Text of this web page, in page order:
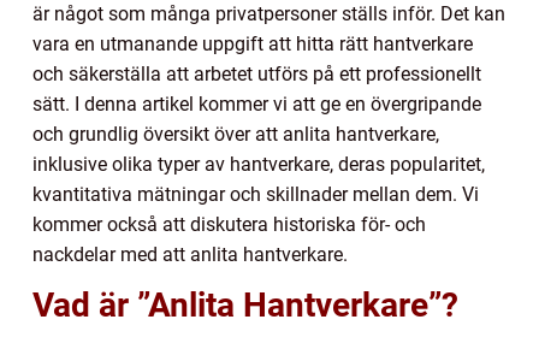
är något som många privatpersoner ställs inför. Det kan
vara en utmanande uppgift att hitta rätt hantverkare
och säkerställa att arbetet utförs på ett professionellt
sätt. I denna artikel kommer vi att ge en övergripande
och grundlig översikt över att anlita hantverkare,
inklusive olika typer av hantverkare, deras popularitet,
kvantitativa mätningar och skillnader mellan dem. Vi
kommer också att diskutera historiska för- och
nackdelar med att anlita hantverkare.
Vad är ”Anlita Hantverkare”?